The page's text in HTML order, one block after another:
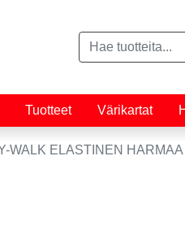
Tuotteet Värikartat
WALK ELASTINEN